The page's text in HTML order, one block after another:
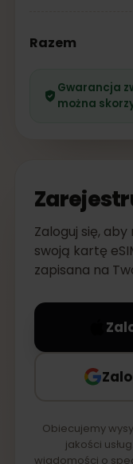
Razem
Gwarancja
można
Zaloguj się,
swoją kartę
zapisana na
Obiecujemy
jakości
wiadomości o